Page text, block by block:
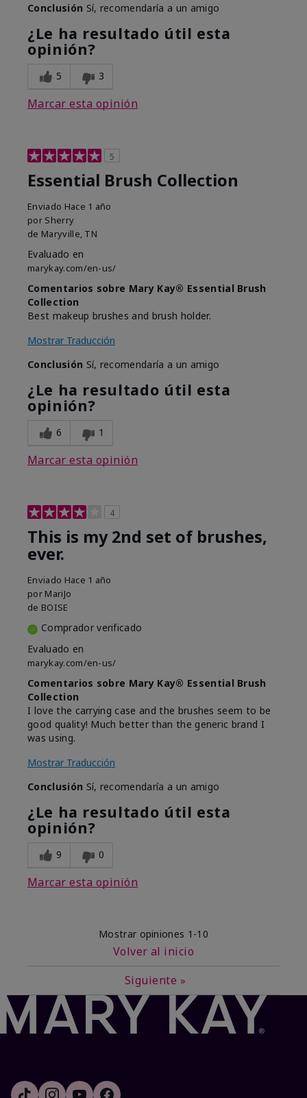
Conclusión Sí, recomendaría a un amigo
¿Le ha resultado útil esta
opinión?
5 3
Marcar esta opinión
5
Essential Brush Collection
Enviado Hace 1 año
por Sherry
de Maryville, TN
Evaluado en
marykay.com/en-us/
Comentarios sobre Mary Kay® Essential Brush
Collection
Best makeup brushes and brush holder.
Mostrar Traducción
Conclusión Sí, recomendaría a un amigo
¿Le ha resultado útil esta
opinión?
6 1
Marcar esta opinión
4
This is my 2nd set of brushes,
ever.
Enviado Hace 1 año
por MariJo
de BOISE
Comprador verificado
Evaluado en
marykay.com/en-us/
Comentarios sobre Mary Kay® Essential Brush
Collection
I love the carrying case and the brushes seem to be
good quality! Much better than the generic brand I
was using.
Mostrar Traducción
Conclusión Sí, recomendaría a un amigo
¿Le ha resultado útil esta
opinión?
9 0
Marcar esta opinión
Mostrar opiniones 1-10
Volver al inicio
Siguiente »